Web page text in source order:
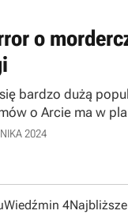
o
bardzo dużą
o Arcie ma w
2024
Wiedźmin 4